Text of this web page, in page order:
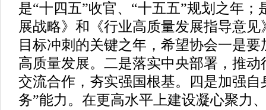
是“十四五”收官、“十五五”规划之年
展战略》和《行业高质量发展指导意
目标冲刺的关键之年，希望协会一是
高质量发展。二是落实中央部署，推
交流合作，夯实强国根基。四是加强自
务”能力。在更高水平上建设凝心聚力